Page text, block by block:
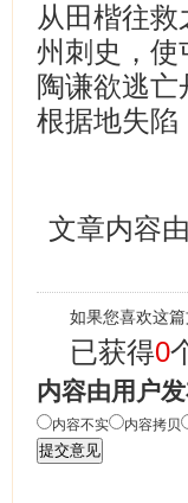
从田楷往
州刺史，使
陶谦欲逃
根据地失陷
文章内容
如果您喜欢这
已获得0
内容由用户
内容不实 内容拷贝